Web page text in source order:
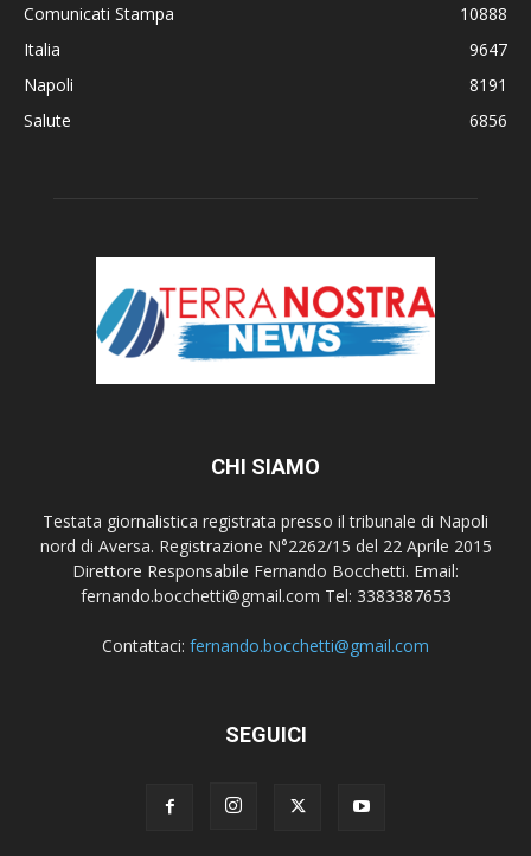
Comunicati Stampa
10888
Italia
9647
Napoli
8191
Salute
6856
CHI SIAMO
Testata giornalistica registrata presso il tribunale di Napoli
nord di Aversa. Registrazione N°2262/15 del 22 Aprile 2015
Direttore Responsabile Fernando Bocchetti. Email:
fernando.bocchetti@gmail.com Tel: 3383387653
Contattaci: fernando.bocchetti@gmail.com
SEGUICI